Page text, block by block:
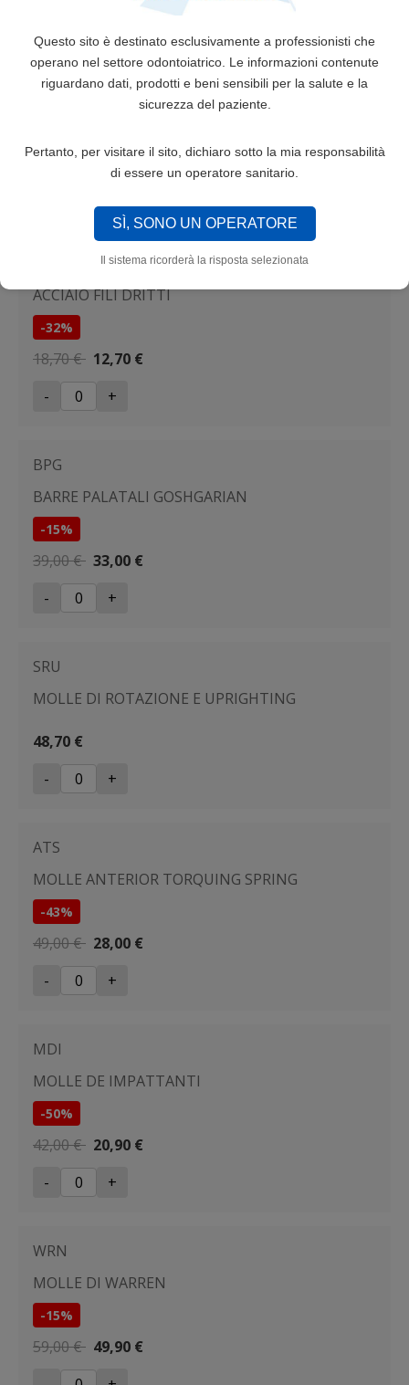
Questo sito è destinato esclusivamente a professionisti che
operano nel settore odontoiatrico. Le informazioni contenute
riguardano dati, prodotti e beni sensibili per la salute e la
sicurezza del paziente.
Pertanto, per visitare il sito, dichiaro sotto la mia responsabilità
di essere un operatore sanitario.
SÌ, SONO UN OPERATORE
Il sistema ricorderà la risposta selezionata
ART
39,90 €
ACCIAIO FILI DRITTI
-32%
18,70 € 12,70 €
-
+
BPG
BARRE PALATALI GOSHGARIAN
-15%
39,00 € 33,00 €
-
+
SRU
MOLLE DI ROTAZIONE E UPRIGHTING
48,70 €
-
+
ATS
MOLLE ANTERIOR TORQUING SPRING
-43%
49,00 € 28,00 €
-
+
MDI
MOLLE DE IMPATTANTI
-50%
42,00 € 20,90 €
-
+
WRN
MOLLE DI WARREN
-15%
59,00 € 49,90 €